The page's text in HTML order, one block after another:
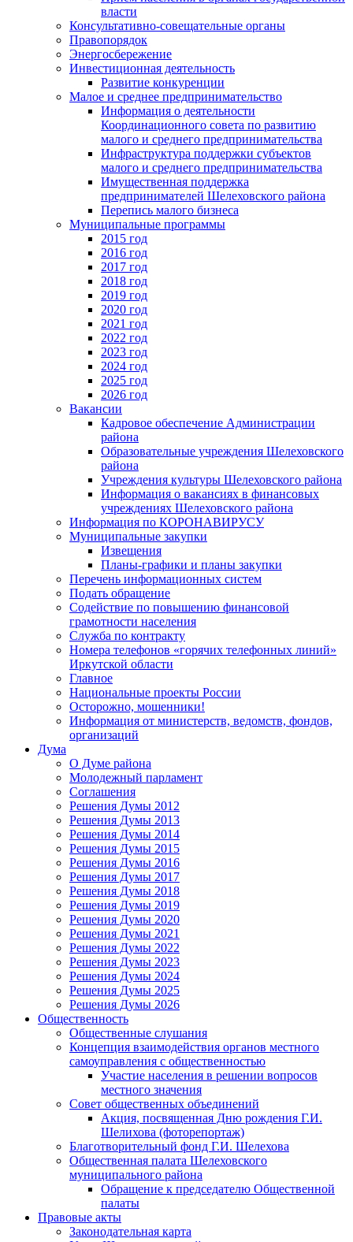
власти
Консультативно-совещательные органы
Правопорядок
Энергосбережение
Инвестиционная деятельность
Развитие конкуренции
Малое и среднее предпринимательство
Информация о деятельности
Координационного совета по развитию
малого и среднего предпринимательства
Инфраструктура поддержки субъектов
малого и среднего предпринимательства
Имущественная поддержка
предпринимателей Шелеховского района
Перепись малого бизнеса
Муниципальные программы
2015 год
2016 год
2017 год
2018 год
2019 год
2020 год
2021 год
2022 год
2023 год
2024 год
2025 год
2026 год
Вакансии
Кадровое обеспечение Администрации
района
Образовательные учреждения Шелеховского
района
Учреждения культуры Шелеховского района
Информация о вакансиях в финансовых
учреждениях Шелеховского района
Информация по КОРОНАВИРУСУ
Муниципальные закупки
Извещения
Планы-графики и планы закупки
Перечень информационных систем
Подать обращение
Содействие по повышению финансовой
грамотности населения
Служба по контракту
Номера телефонов «горячих телефонных линий»
Иркутской области
Главное
Национальные проекты России
Осторожно, мошенники!
Информация от министерств, ведомств, фондов,
организаций
Дума
О Думе района
Молодежный парламент
Соглашения
Решения Думы 2012
Решения Думы 2013
Решения Думы 2014
Решения Думы 2015
Решения Думы 2016
Решения Думы 2017
Решения Думы 2018
Решения Думы 2019
Решения Думы 2020
Решения Думы 2021
Решения Думы 2022
Решения Думы 2023
Решения Думы 2024
Решения Думы 2025
Решения Думы 2026
Общественность
Общественные слушания
Концепция взаимодействия органов местного
самоуправления с общественностью
Участие населения в решении вопросов
местного значения
Совет общественных объединений
Акция, посвященная Дню рождения Г.И.
Шелихова (фоторепортаж)
Благотворительный фонд Г.И. Шелехова
Общественная палата Шелеховского
муниципального района
Обращение к председателю Общественной
палаты
Правовые акты
Законодательная карта